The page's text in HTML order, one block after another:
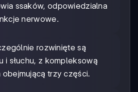
ssaków, odpowiedzialna
nerwowe.
rozwinięte są
i słuchu, z kompleksową
trzy części.